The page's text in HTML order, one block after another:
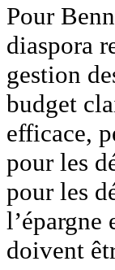
Pour
diaspora
gestion
budget
efficace,
pour les
pour les
l’épargne
doivent